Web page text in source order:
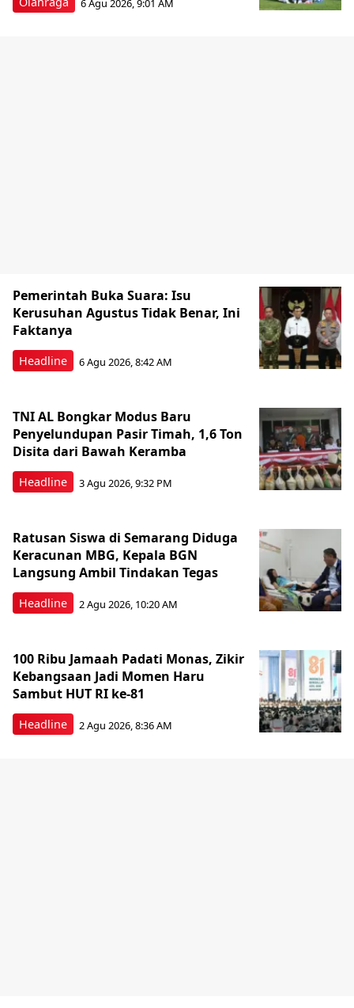
Headline
Pemerintah Buka Suara: Isu
Kerusuhan Agustus Tidak Benar, Ini
Faktanya
6 Agu 2026, 8:42 AM
Headline
TNI AL Bongkar Modus Baru
Penyelundupan Pasir Timah, 1,6 Ton
Disita dari Bawah Keramba
3 Agu 2026, 9:32 PM
Headline
Ratusan Siswa di Semarang Diduga
Keracunan MBG, Kepala BGN
Langsung Ambil Tindakan Tegas
2 Agu 2026, 10:20 AM
Headline
100 Ribu Jamaah Padati Monas, Zikir
Kebangsaan Jadi Momen Haru
Sambut HUT RI ke-81
2 Agu 2026, 8:36 AM